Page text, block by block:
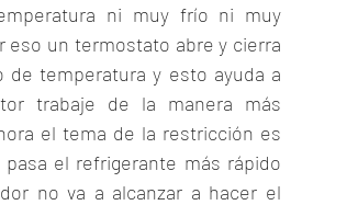
ni muy frío ni muy
eso un termostato abre y cierra
de temperatura y esto ayuda a
trabaje de la manera más
el tema de la restricción es
el refrigerante más rápido
no va a alcanzar a hacer el